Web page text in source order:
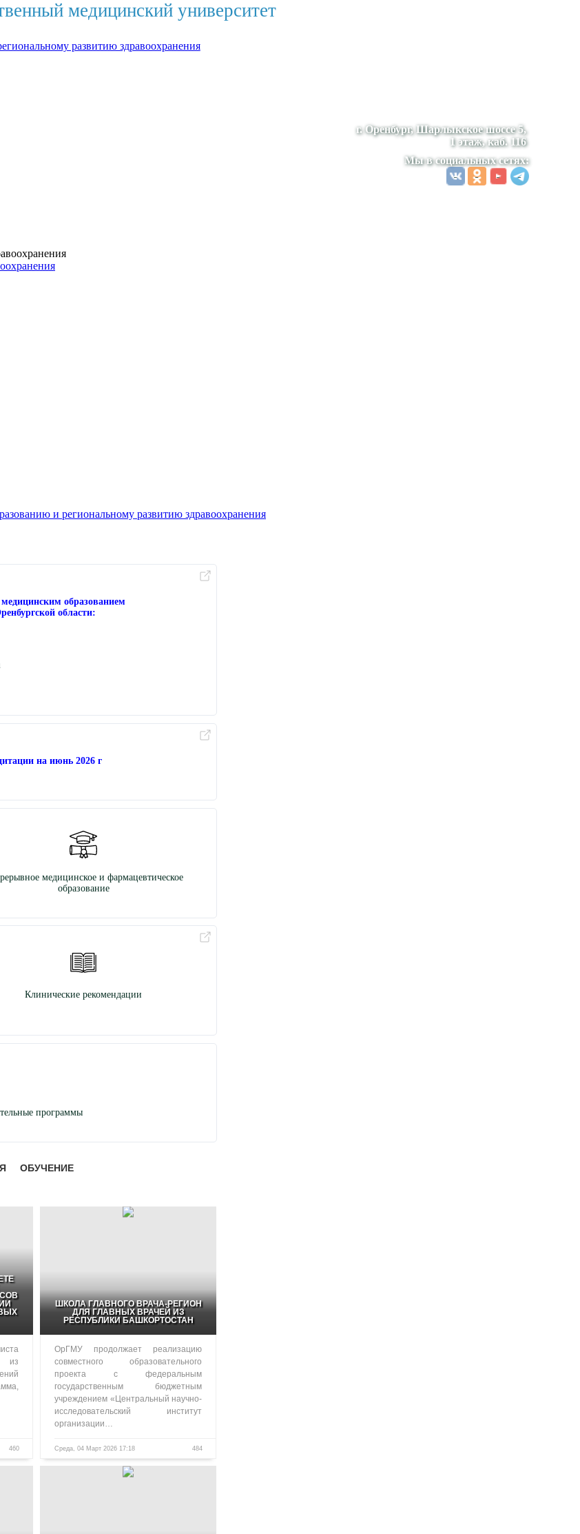
медицинский университет
развитию здравоохранения
г. Оренбург, Шарлыкское шоссе 5,
1 этаж, каб. 116
Мы в социальных сетях:
и региональному развитию здравоохранения
образованием
области:
на июнь 2026 г
медицинское и фармацевтическое
образование
Клинические рекомендации
программы
ОБУЧЕНИЕ
из
460
ШКОЛА ГЛАВНОГО ВРАЧА-РЕГИОН
ДЛЯ ГЛАВНЫХ ВРАЧЕЙ ИЗ
РЕСПУБЛИКИ БАШКОРТОСТАН
ОрГМУ продолжает реализацию
совместного образовательного
проекта с федеральным
государственным бюджетным
учреждением «Центральный научно-
исследовательский институт
организации…
Среда, 04 Март 2026 17:18 484